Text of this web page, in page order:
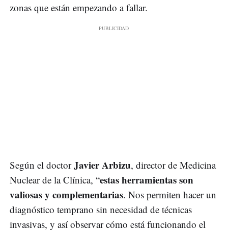
zonas que están empezando a fallar.
Según el doctorJavier Arbizu, director de Medicina
Nuclear de la Clínica, “estas herramientas son
valiosas y complementarias. Nos permiten hacer un
diagnóstico temprano sin necesidad de técnicas
invasivas, y así observar cómo está funcionando el